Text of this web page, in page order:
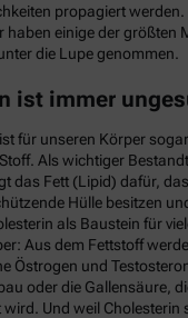
propagiert
haben einige der größten
die Lupe genommen.
ist immer
für unseren Körper
Als wichtiger
das Fett (Lipid) dafür,
Hülle besitzen
als Baustein für
Aus dem Fettstoff
Östrogen und
oder die Gallensäure,
Und weil Cholesterin